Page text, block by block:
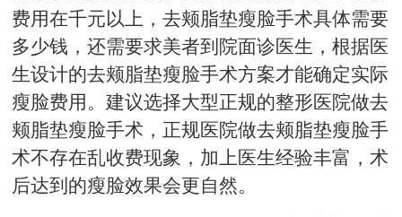
费用在千元以上，去颊脂垫瘦脸手术具体需要
多少钱，还需要求美者到院面诊医生，根据医
生设计的去颊脂垫瘦脸手术方案才能确定实际
瘦脸费用。建议选择大型正规的整形医院做去
颊脂垫瘦脸手术，正规医院做去颊脂垫瘦脸手
术不存在乱收费现象，加上医生经验丰富，术
后达到的瘦脸效果会更自然。